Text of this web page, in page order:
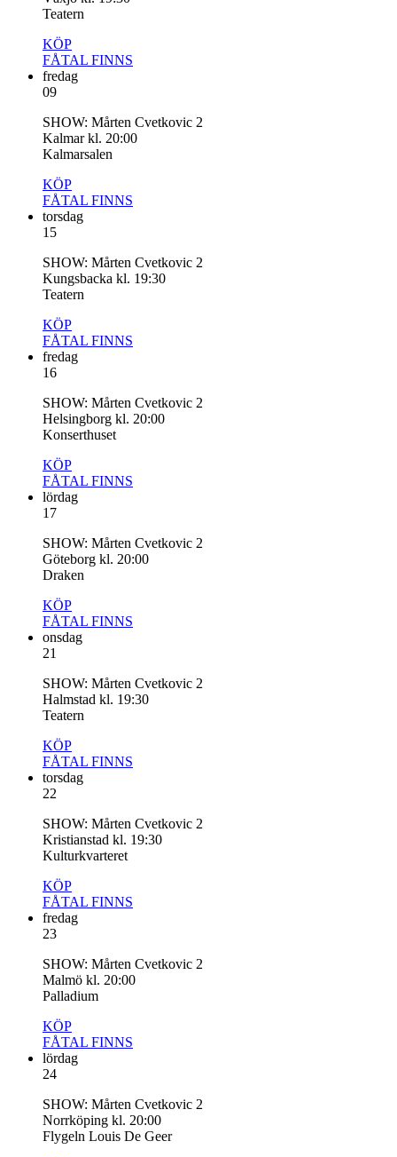
Teatern
KÖP
FÅTAL FINNS
fredag
09
SHOW: Mårten Cvetkovic 2
Kalmar kl. 20:00
Kalmarsalen
KÖP
FÅTAL FINNS
torsdag
15
SHOW: Mårten Cvetkovic 2
Kungsbacka kl. 19:30
Teatern
KÖP
FÅTAL FINNS
fredag
16
SHOW: Mårten Cvetkovic 2
Helsingborg kl. 20:00
Konserthuset
KÖP
FÅTAL FINNS
lördag
17
SHOW: Mårten Cvetkovic 2
Göteborg kl. 20:00
Draken
KÖP
FÅTAL FINNS
onsdag
21
SHOW: Mårten Cvetkovic 2
Halmstad kl. 19:30
Teatern
KÖP
FÅTAL FINNS
torsdag
22
SHOW: Mårten Cvetkovic 2
Kristianstad kl. 19:30
Kulturkvarteret
KÖP
FÅTAL FINNS
fredag
23
SHOW: Mårten Cvetkovic 2
Malmö kl. 20:00
Palladium
KÖP
FÅTAL FINNS
lördag
24
SHOW: Mårten Cvetkovic 2
Norrköping kl. 20:00
Flygeln Louis De Geer